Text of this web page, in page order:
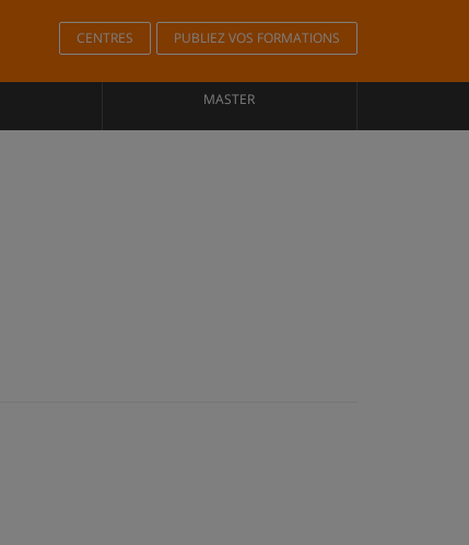
CENTRES PUBLIEZ VOS FORMATIONS
MASTER